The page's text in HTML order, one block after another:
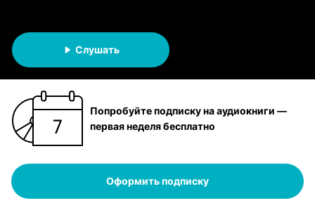
Слушать
Попробуйте подписку на аудиокниги —
первая неделя бесплатно
Оформить подписку